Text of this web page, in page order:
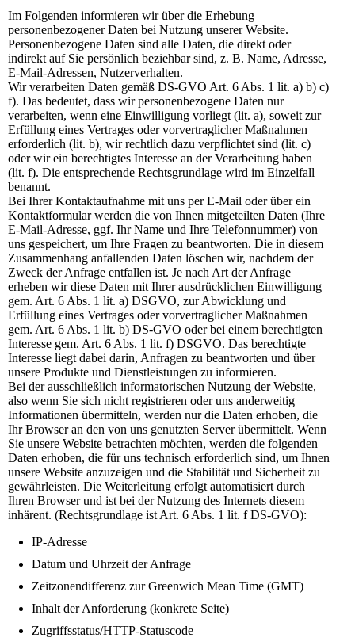
Im Folgenden informieren wir über die Erhebung
personenbezogener Daten bei Nutzung unserer Website.
Personenbezogene Daten sind alle Daten, die direkt oder
indirekt auf Sie persönlich beziehbar sind, z. B. Name, Adresse,
E-Mail-Adressen, Nutzerverhalten.
Wir verarbeiten Daten gemäß DS-GVO Art. 6 Abs. 1 lit. a) b) c)
f). Das bedeutet, dass wir personenbezogene Daten nur
verarbeiten, wenn eine Einwilligung vorliegt (lit. a), soweit zur
Erfüllung eines Vertrages oder vorvertraglicher Maßnahmen
erforderlich (lit. b), wir rechtlich dazu verpflichtet sind (lit. c)
oder wir ein berechtigtes Interesse an der Verarbeitung haben
(lit. f). Die entsprechende Rechtsgrundlage wird im Einzelfall
benannt.
Bei Ihrer Kontaktaufnahme mit uns per E-Mail oder über ein
Kontaktformular werden die von Ihnen mitgeteilten Daten (Ihre
E-Mail-Adresse, ggf. Ihr Name und Ihre Telefonnummer) von
uns gespeichert, um Ihre Fragen zu beantworten. Die in diesem
Zusammenhang anfallenden Daten löschen wir, nachdem der
Zweck der Anfrage entfallen ist. Je nach Art der Anfrage
erheben wir diese Daten mit Ihrer ausdrücklichen Einwilligung
gem. Art. 6 Abs. 1 lit. a) DSGVO, zur Abwicklung und
Erfüllung eines Vertrages oder vorvertraglicher Maßnahmen
gem. Art. 6 Abs. 1 lit. b) DS-GVO oder bei einem berechtigten
Interesse gem. Art. 6 Abs. 1 lit. f) DSGVO. Das berechtigte
Interesse liegt dabei darin, Anfragen zu beantworten und über
unsere Produkte und Dienstleistungen zu informieren.
Bei der ausschließlich informatorischen Nutzung der Website,
also wenn Sie sich nicht registrieren oder uns anderweitig
Informationen übermitteln, werden nur die Daten erhoben, die
Ihr Browser an den von uns genutzten Server übermittelt. Wenn
Sie unsere Website betrachten möchten, werden die folgenden
Daten erhoben, die für uns technisch erforderlich sind, um Ihnen
unsere Website anzuzeigen und die Stabilität und Sicherheit zu
gewährleisten. Die Weiterleitung erfolgt automatisiert durch
Ihren Browser und ist bei der Nutzung des Internets diesem
inhärent. (Rechtsgrundlage ist Art. 6 Abs. 1 lit. f DS-GVO):
IP-Adresse
Datum und Uhrzeit der Anfrage
Zeitzonendifferenz zur Greenwich Mean Time (GMT)
Inhalt der Anforderung (konkrete Seite)
Zugriffsstatus/HTTP-Statuscode